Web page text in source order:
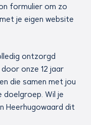
formulier om zo
je eigen website
ontzorgd
onze 12 jaar
die samen met jou
doelgroep. Wil je
Heerhugowaard dit